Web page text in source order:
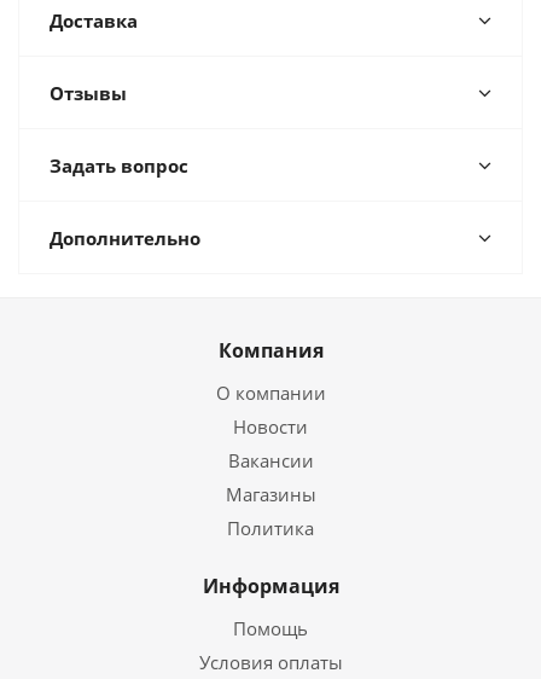
Доставка
Отзывы
Задать вопрос
Дополнительно
Компания
О компании
Новости
Вакансии
Магазины
Политика
Информация
Помощь
Условия оплаты